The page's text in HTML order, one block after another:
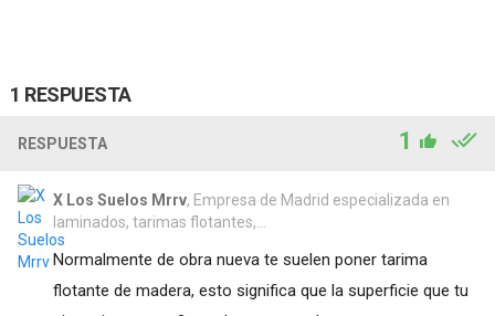
1 RESPUESTA
RESPUESTA 1
X Los Suelos Mrrv, Empresa de Madrid especializada en
laminados, tarimas flotantes,...
Normalmente de obra nueva te suelen poner tarima
flotante de madera, esto significa que la superficie que tu